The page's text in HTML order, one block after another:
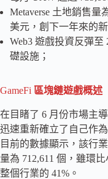
Metaverse 土地銷售量
美元，創下一年來的新
Web3 遊戲投資反彈至
礎設施；
GameFi 區塊鏈遊戲概述
在目睹了 6 月份市場主
迅速重新確立了自己作
目前的數據顯示，該行
量為 712,611 個，雖環
整個行業的 41%。